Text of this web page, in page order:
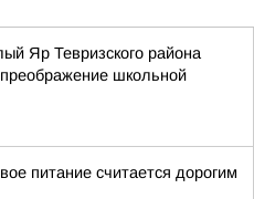
Яр Тевризского района
школьной
питание считается дорогим